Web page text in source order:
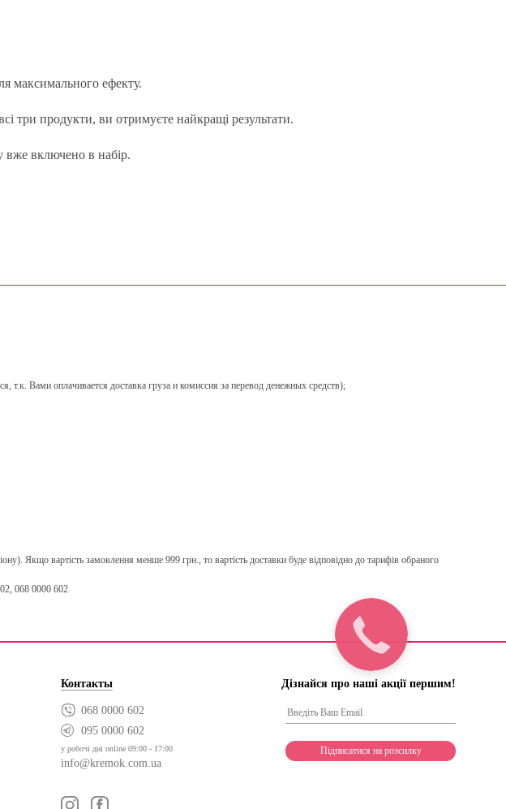
максимального ефекту.
три продукти, ви отримуєте найкращі результати.
вже включено в набір.
Вами оплачивается доставка груза и комиссия за перевод денежных средств);
Якщо вартість замовлення менше 999 грн., то вартість доставки буде відповідно до тарифів обраного
068 0000 602
Контакты
068 0000 602
095 0000 602
у робочі дні online 09:00 - 17:00
info@kremok.com.ua
Дізнайся про наші акції першим!